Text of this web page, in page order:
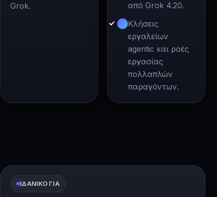
Grok.
από Grok 4.20.
Κλήσεις
εργαλείων
agentic και ροές
εργασίας
πολλαπλών
παραγόντων.
ΙΔΑΝΙΚΌ ΓΙΑ